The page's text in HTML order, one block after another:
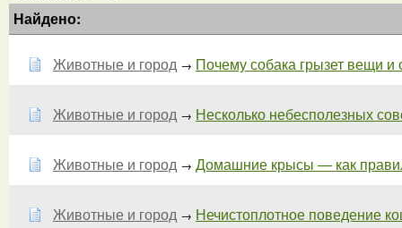
Найдено:
Животные и город → Почему собака грызет вещи и
Животные и город → Несколько небесполезных
Животные и город → Домашние крысы — как
Животные и город → Нечистоплотное поведение